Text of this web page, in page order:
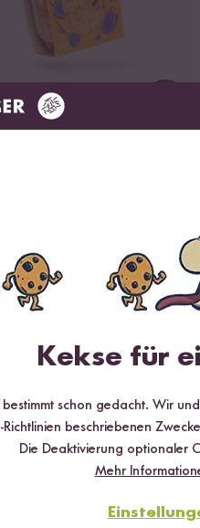
6
5 %
Kekse für
bestimmt schon gedacht. Wir
Richtlinien beschriebenen
Die Deaktivierung optionaler
Mehr